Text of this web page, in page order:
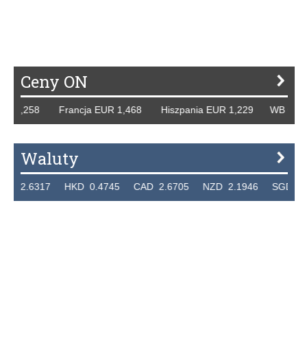
Ceny ON
Francja EUR 1,468 Hiszpania EUR 1,229 WB GBP
Waluty
HKD 0.4745 CAD 2.6705 NZD 2.1946 SGD